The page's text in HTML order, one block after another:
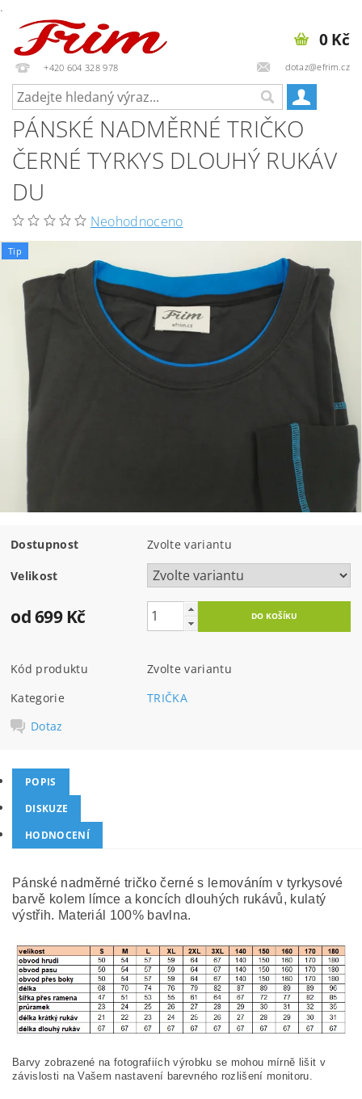
.
+420 604 328 978 dotaz@efrim.cz
0 Kč
PÁNSKÉ NADMĚRNÉ TRIČKO
ČERNÉ TYRKYS DLOUHÝ RUKÁV
DU
Neohodnoceno
Tip
Dostupnost Zvolte variantu
Velikost
od 699 Kč
Kód produktu
Zvolte variantu
Kategorie
TRIČKA
Dotaz
POPIS
DISKUZE
HODNOCENÍ
Pánské nadměrné tričko černé s lemováním v tyrkysové
barvě kolem límce a koncích dlouhých rukávů, kulatý
výstřih. Materiál 100% bavlna.
Barvy zobrazené na fotografiích výrobku se mohou mírně lišit v
závislosti na Vašem nastavení barevného rozlišení monitoru.